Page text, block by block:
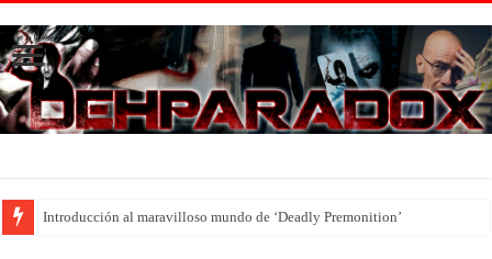
Introducción al maravilloso mundo de ‘Deadly Premonition’